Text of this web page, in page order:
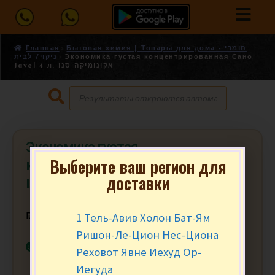
Главная
Бытовая химия | Товары для дома - חומרי
ניקוי/ לבית
Экономика густая концентрированная Сано
Javel 4 л. אקונומיקה סנו
Экономика густая
концентрированная Сано Javel 4 л.
אקונומיקה סנו
₪ 21.90 за уп.
В наличии
Выберите ваш регион для
доставки
1 Тель-Авив Холон Бат-Ям
Ришон-Ле-Цион Нес-Циона
Реховот Явне Иехуд Ор-
Иегуда